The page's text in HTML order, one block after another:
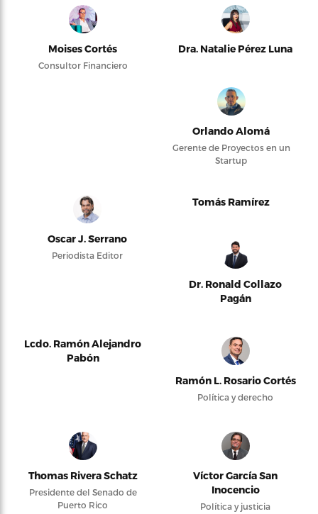
Moises Cortés
Consultor Financiero
Dra. Natalie Pérez Luna
Orlando Alomá
Gerente de Proyectos en un
Startup
Oscar J. Serrano
Periodista Editor
Tomás Ramírez
Dr. Ronald Collazo
Pagán
Lcdo. Ramón Alejandro
Pabón
Ramón L. Rosario Cortés
Política y derecho
Thomas Rivera Schatz
Presidente del Senado de
Puerto Rico
Víctor García San
Inocencio
Política y justicia